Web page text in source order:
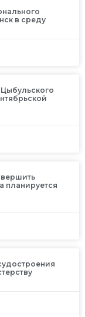
в среду
планируется